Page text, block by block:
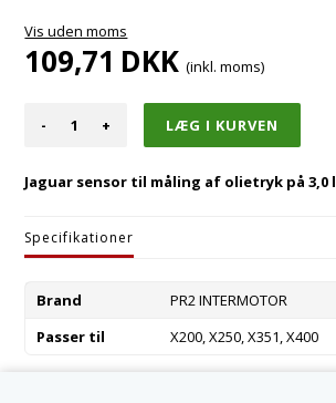
Vis uden moms
109,71 DKK (inkl. moms)
- +
Jaguar sensor til måling af olietryk på 3,0 l
Specifikationer
Brand
PR2 INTERMOTOR
Passer til
X200, X250, X351, X400